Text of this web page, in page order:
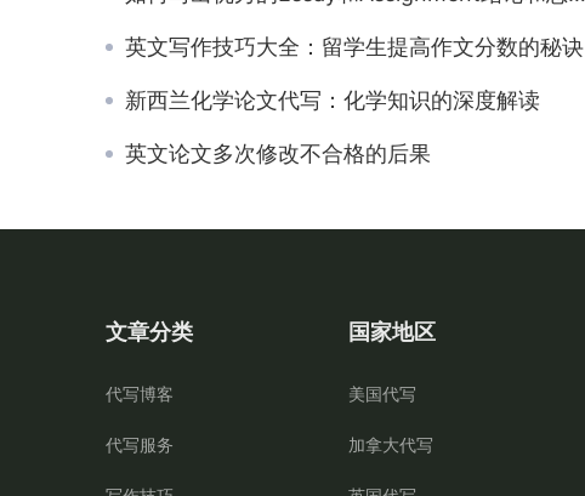
英文写作技巧大全：留学生提高作文分数的秘诀
新西兰化学论文代写：化学知识的深度解读
英文论文多次修改不合格的后果
文章分类
代写博客
代写服务
国家地区
美国代写
加拿大代写